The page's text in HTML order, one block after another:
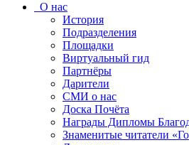
О нас
История
Подразделения
Площадки
Виртуальный гид
Партнёры
Дарители
СМИ о нас
Доска Почёта
Награды Дипломы
Знаменитые читатели